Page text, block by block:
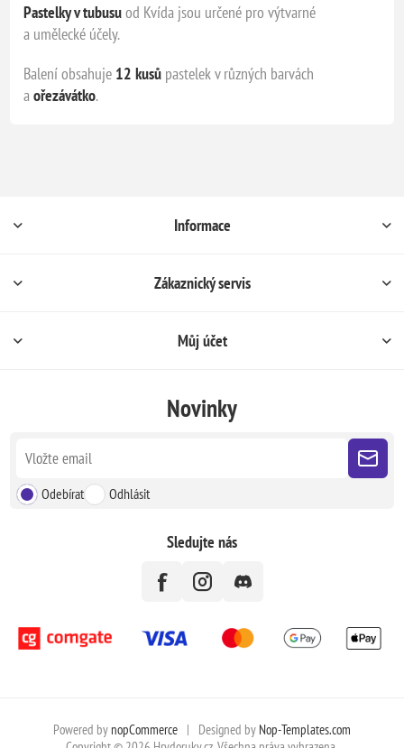
Pastelky v tubusuod Kvída jsou určené pro výtvarné
a umělecké účely.
Balení obsahuje 12 kusů pastelek v různých barvách
aořezávátko.
Informace
Zákaznický servis
Můj účet
Novinky
Odebírat Odhlásit
Sledujte nás
Powered by nopCommerce | Designed by Nop-Templates.com